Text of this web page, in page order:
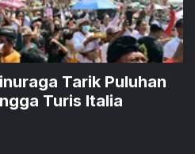
Tarik Puluhan
Turis Italia